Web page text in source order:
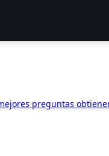
preguntas